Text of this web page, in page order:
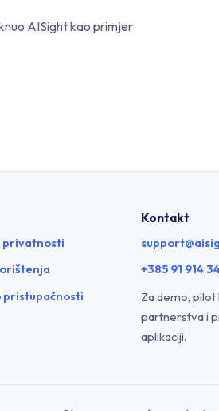
AISight kao primjer
privatnosti
pristupačnosti
Kontakt
+385 91 914
Za demo,
partnerstva i
aplikaciji.